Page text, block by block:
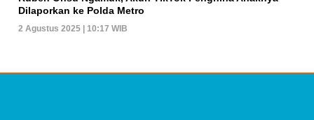
Dilaporkan ke Polda Metro
2 Agustus 2025 | 10:17 WIB